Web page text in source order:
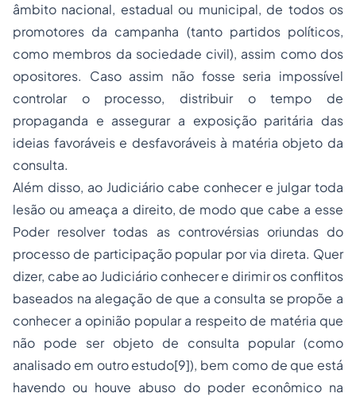
âmbito nacional, estadual ou municipal, de todos os
promotores da campanha (tanto partidos políticos,
como membros da sociedade civil), assim como dos
opositores. Caso assim não fosse seria impossível
controlar o processo, distribuir o tempo de
propaganda e assegurar a exposição paritária das
ideias favoráveis e desfavoráveis à matéria objeto da
consulta.
Além disso, ao Judiciário cabe conhecer e julgar toda
lesão ou ameaça a direito, de modo que cabe a esse
Poder resolver todas as controvérsias oriundas do
processo de participação popular por via direta. Quer
dizer, cabe ao Judiciário conhecer e dirimir os conflitos
baseados na alegação de que a consulta se propõe a
conhecer a opinião popular a respeito de matéria que
não pode ser objeto de consulta popular (como
analisado em outro estudo[9]), bem como de que está
havendo ou houve abuso do poder econômico na